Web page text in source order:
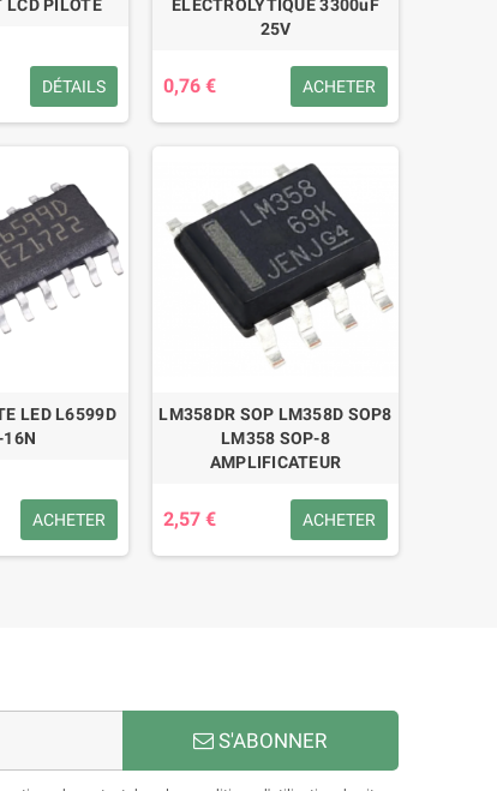
LCD PILOTE
DÉTAILS
ELECTROLYTIQUE 3300uF
25V
0,76 € ACHETER
LED L6599D
16N
ACHETER
LM358DR SOP LM358D SOP8
LM358 SOP-8
AMPLIFICATEUR
2,57 € ACHETER
S'ABONNER